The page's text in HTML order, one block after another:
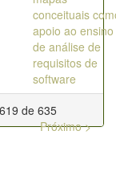
conceituais
apoio ao ensino
de análise de
requisitos de
software
de 635
Próximo >